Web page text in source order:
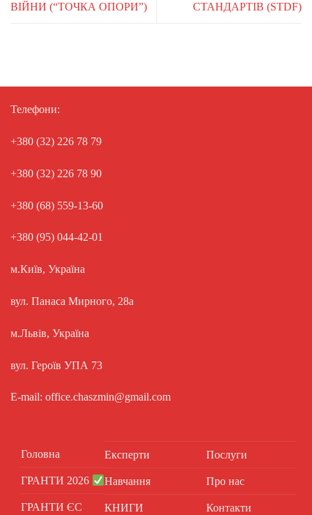
ВІЙНИ (“ТОЧКА ОПОРИ”)
СТАНДАРТІВ (STDF)
Телефони:
+380 (32) 226 78 79
+380 (32) 226 78 90
+380 (68) 559-13-60
+380 (95) 044-42-01
м.Київ, Україна
вул. Панаса Мирного, 28а
м.Львів, Україна
вул. Героїв УПА 73
E-mail: office.chaszmin@gmail.com
Головна
ГРАНТИ 2026
ГРАНТИ ЄС
Експерти
Навчання
КНИГИ
Послуги
Про нас
Контакти